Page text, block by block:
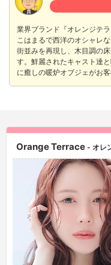
業界ブランド『オレンジテ
こはまるで西洋のオシャレ
街並みを再現し、木目調の
す。鮮麗されたキャスト達
に癒しの暖炉オブジェがお
Orange Terrace - オレ